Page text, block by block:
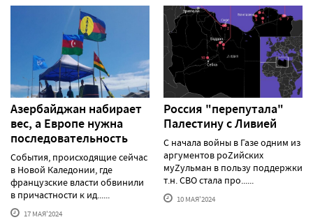
Азербайджан набирает
вес, а Европе нужна
последовательность
События, происходящие сейчас
в Новой Каледонии, где
французские власти обвинили
в причастности к ид......
17 МАЯ'2024
Россия "перепутала"
Палестину с Ливией
С начала войны в Газе одним из
аргументов роZийских
муZульман в пользу поддержки
т.н. СВО стала про......
10 МАЯ'2024